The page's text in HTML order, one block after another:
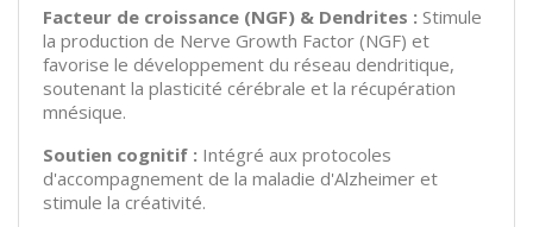
Facteur de croissance (NGF) & Dendrites : Stimule
la production de Nerve Growth Factor (NGF) et
favorise le développement du réseau dendritique,
soutenant la plasticité cérébrale et la récupération
mnésique.
Soutien cognitif : Intégré aux protocoles
d'accompagnement de la maladie d'Alzheimer et
stimule la créativité.